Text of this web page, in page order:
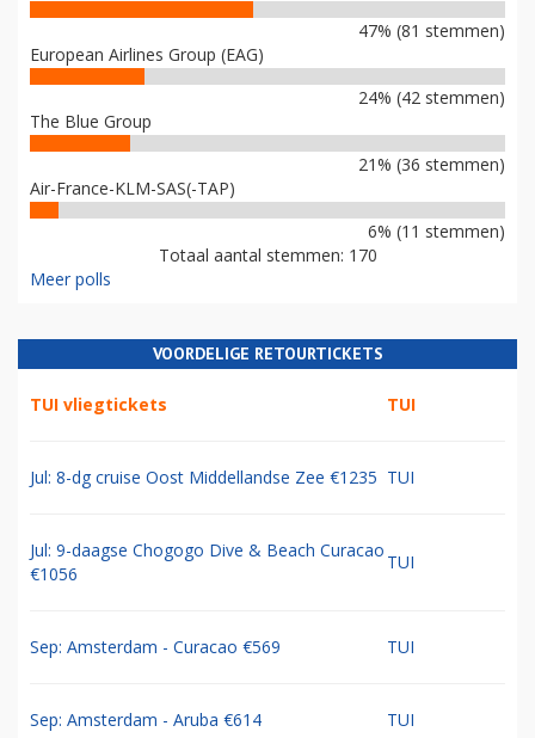
47% (81 stemmen)
European Airlines Group (EAG)
24% (42 stemmen)
The Blue Group
21% (36 stemmen)
Air-France-KLM-SAS(-TAP)
6% (11 stemmen)
Totaal aantal stemmen: 170
Meer polls
VOORDELIGE RETOURTICKETS
TUI vliegtickets TUI
Jul: 8-dg cruise Oost Middellandse Zee €1235 TUI
Jul: 9-daagse Chogogo Dive & Beach Curacao
€1056
TUI
Sep: Amsterdam - Curacao €569 TUI
Sep: Amsterdam - Aruba €614 TUI